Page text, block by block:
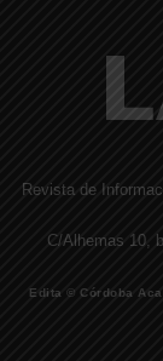
Revista de
C/Alhemas 10,
Edita © Córdoba